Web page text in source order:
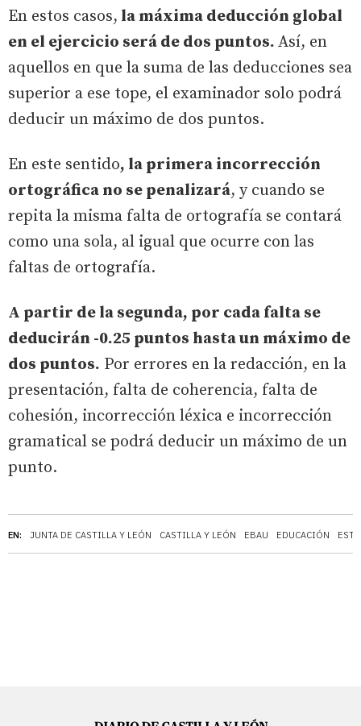
EN: JUNTA DE CASTILLA Y LEÓN CASTILLA Y LEÓN EBAU EDUCACIÓN
En estos casos, la máxima deducción global
en el ejercicio será de dos puntos. Así, en
aquellos en que la suma de las deducciones sea
superior a ese tope, el examinador solo podrá
deducir un máximo de dos puntos.
En este sentido, la primera incorrección
ortográfica no se penalizará, y cuando se
repita la misma falta de ortografía se contará
como una sola, al igual que ocurre con las
faltas de ortografía.
A partir de la segunda, por cada falta se
deducirán -0.25 puntos hasta un máximo de
dos puntos. Por errores en la redacción, en la
presentación, falta de coherencia, falta de
cohesión, incorrección léxica e incorrección
gramatical se podrá deducir un máximo de un
punto.